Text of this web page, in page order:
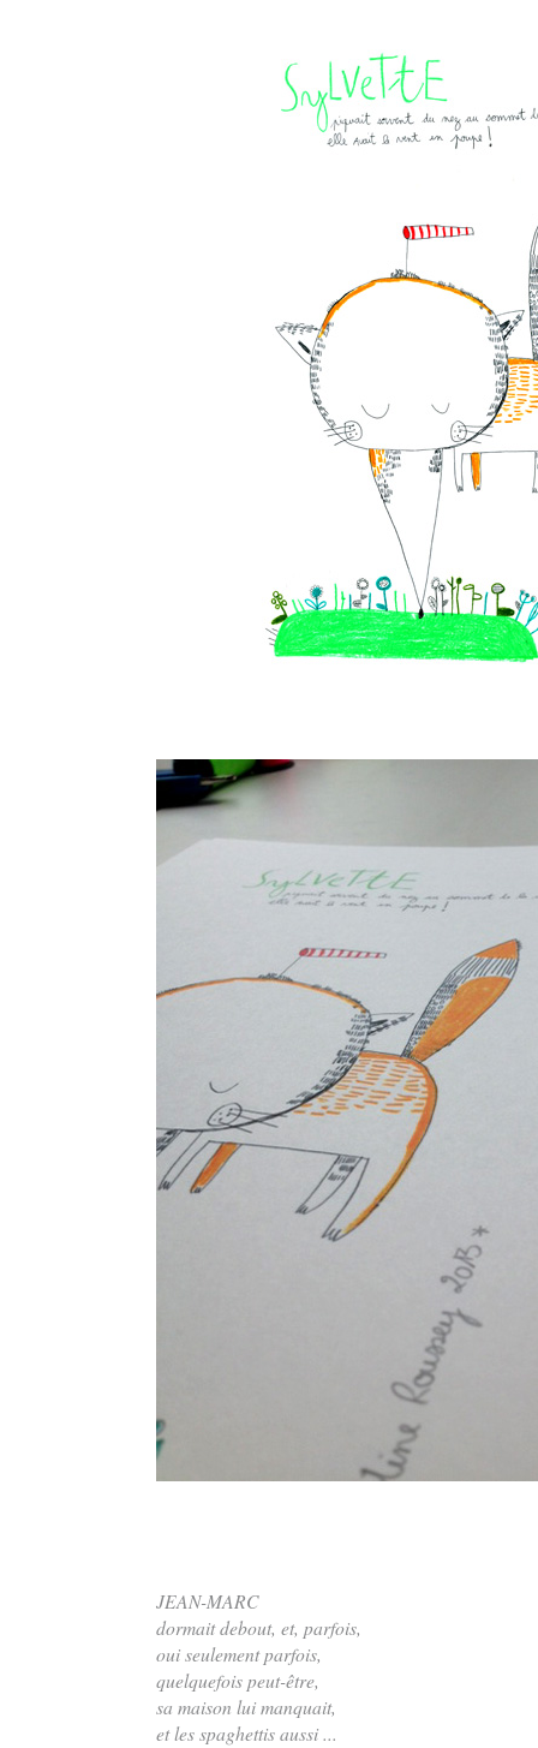
JEAN-MARC
dormait debout, et, parfois,
oui seulement parfois,
quelquefois peut-être,
sa maison lui manquait,
et les spaghettis aussi ...